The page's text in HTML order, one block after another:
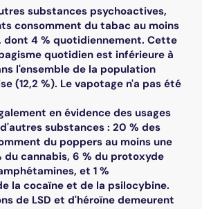
substances psychoactives,
consomment du tabac au moins
dont 4 % quotidiennement. Cette
quotidien est inférieure à
l'ensemble de la population
(12,2 %). Le vapotage n'a pas été
en évidence des usages
substances : 20 % des
du poppers au moins une
du cannabis, 6 % du protoxyde
et 1 %
la cocaïne et de la psilocybine.
de LSD et d'héroïne demeurent